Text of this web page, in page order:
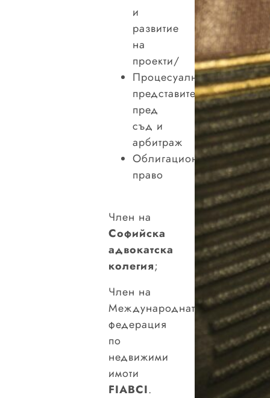
и
развитие
на
проекти/
Процесуално
представителство
пред
съд и
арбитраж
Облигационно
право
Член на
Софийска
адвокатска
колегия;
Член на
Международната
федерация
по
недвижими
имоти
FIABCI.